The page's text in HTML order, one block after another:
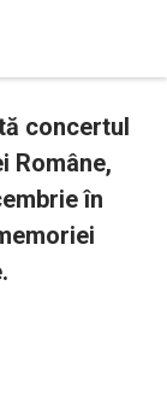
concertul
Române,
în